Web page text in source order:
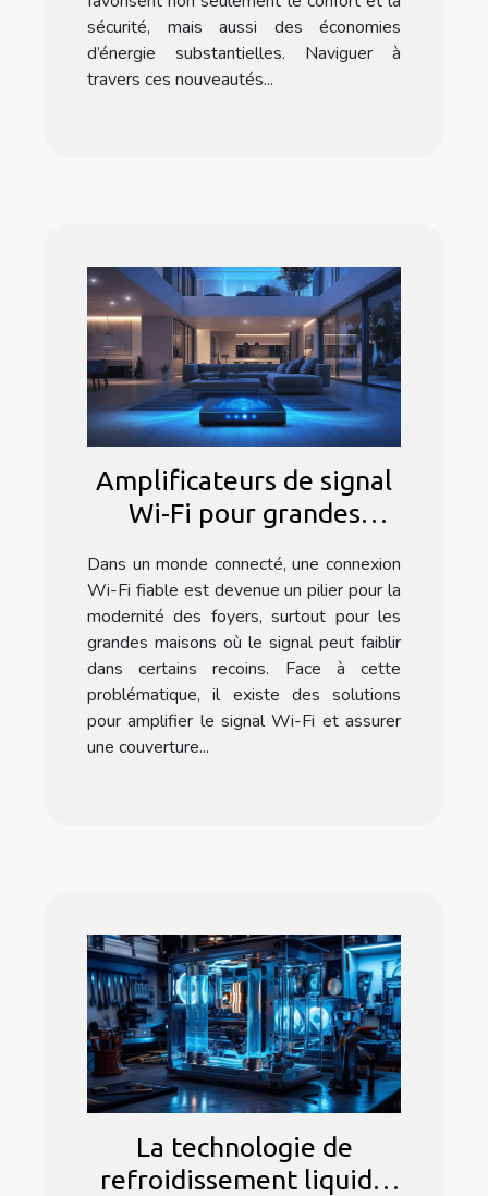
sécurité, mais aussi des économies
d’énergie substantielles. Naviguer à
travers ces nouveautés...
Amplificateurs de signal
Wi-Fi pour grandes
astuces pour couvrir tous
les angles
Dans un monde connecté, une connexion
Wi-Fi fiable est devenue un pilier pour la
modernité des foyers, surtout pour les
grandes maisons où le signal peut faiblir
dans certains recoins. Face à cette
problématique, il existe des solutions
pour amplifier le signal Wi-Fi et assurer
une couverture...
La technologie de
refroidissement liquide